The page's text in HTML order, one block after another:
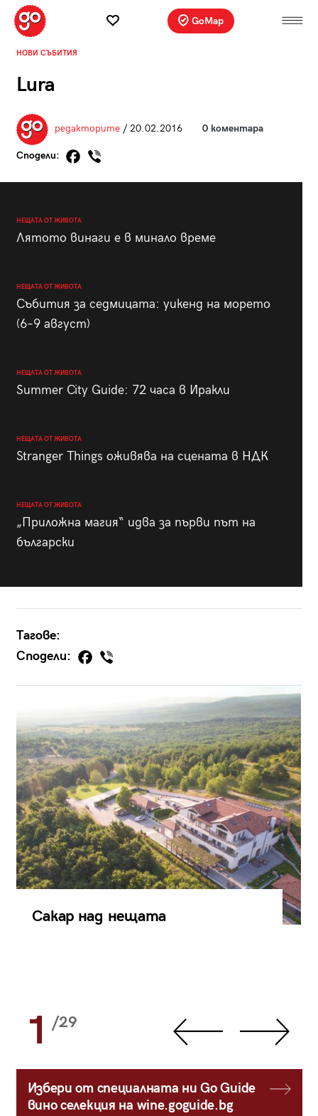
GoMap
НОВИ СЪБИТИЯ
Lura
редакторите/ 20.02.2016 0 коментара
Сподели:
НЕЩАТА ОТ ЖИВОТА
Лятото винаги е в минало време
НЕЩАТА ОТ ЖИВОТА
Събития за седмицата: уикенд на морето
(6–9 август)
НЕЩАТА ОТ ЖИВОТА
Summer City Guide: 72 часа в Иракли
НЕЩАТА ОТ ЖИВОТА
Stranger Things оживява на сцената в НДК
НЕЩАТА ОТ ЖИВОТА
„Приложна магия“ идва за първи път на
български
Тагове:
Сподели:
Сакар над нещата
1 /29
Избери от специалната ни Go Guide
вино селекция на wine.goguide.bg